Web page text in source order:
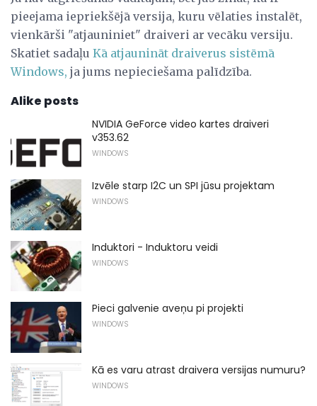
pieejama iepriekšējā versija, kuru vēlaties instalēt,
vienkārši "atjauniniet" draiveri ar vecāku versiju.
Skatiet sadaļu Kā atjaunināt draiverus sistēmā
Windows, ja jums nepieciešama palīdzība.
Alike posts
NVIDIA GeForce video kartes draiveri
v353.62
WINDOWS
Izvēle starp I2C un SPI jūsu projektam
WINDOWS
Induktori - Induktoru veidi
WINDOWS
Pieci galvenie aveņu pi projekti
WINDOWS
Kā es varu atrast draivera versijas numuru?
WINDOWS